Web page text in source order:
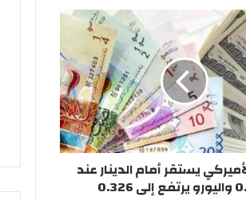
يستقر أمام الدينار عند
0.326